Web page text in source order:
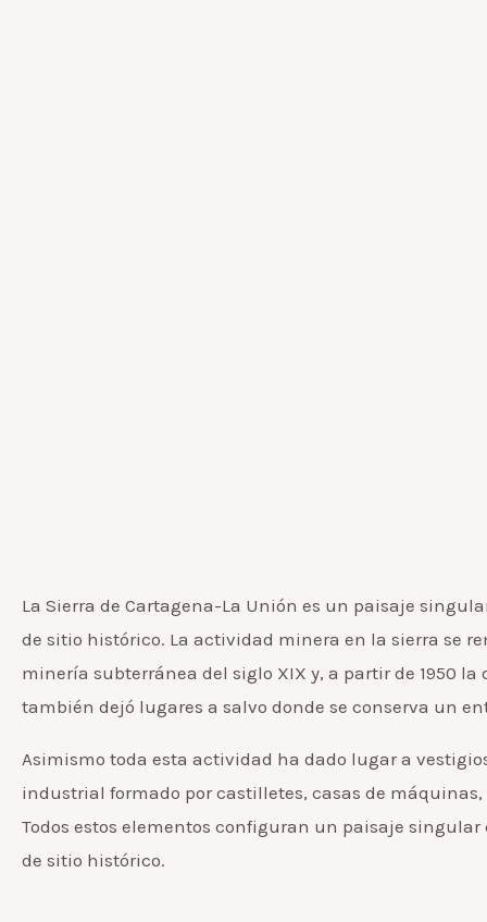
La Sierra de Cartagena-La Unión es un paisaje
de sitio histórico. La actividad minera en la sierra se
minería subterránea del siglo XIX y, a partir de 1950
también dejó lugares a salvo donde se conserva un
Asimismo toda esta actividad ha dado lugar a
industrial formado por castilletes, casas de
Todos estos elementos configuran un paisaje
de sitio histórico.